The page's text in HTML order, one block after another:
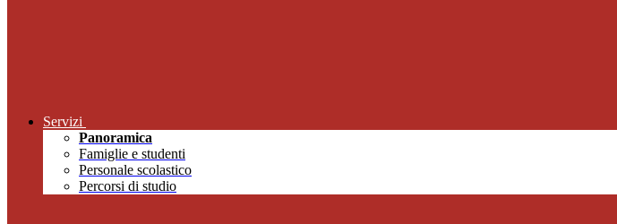
Servizi
Panoramica
Famiglie e studenti
Personale scolastico
Percorsi di studio